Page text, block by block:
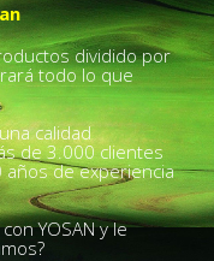
dividido por
todo lo que
calidad
de 3.000 clientes
de experiencia
YOSAN y le